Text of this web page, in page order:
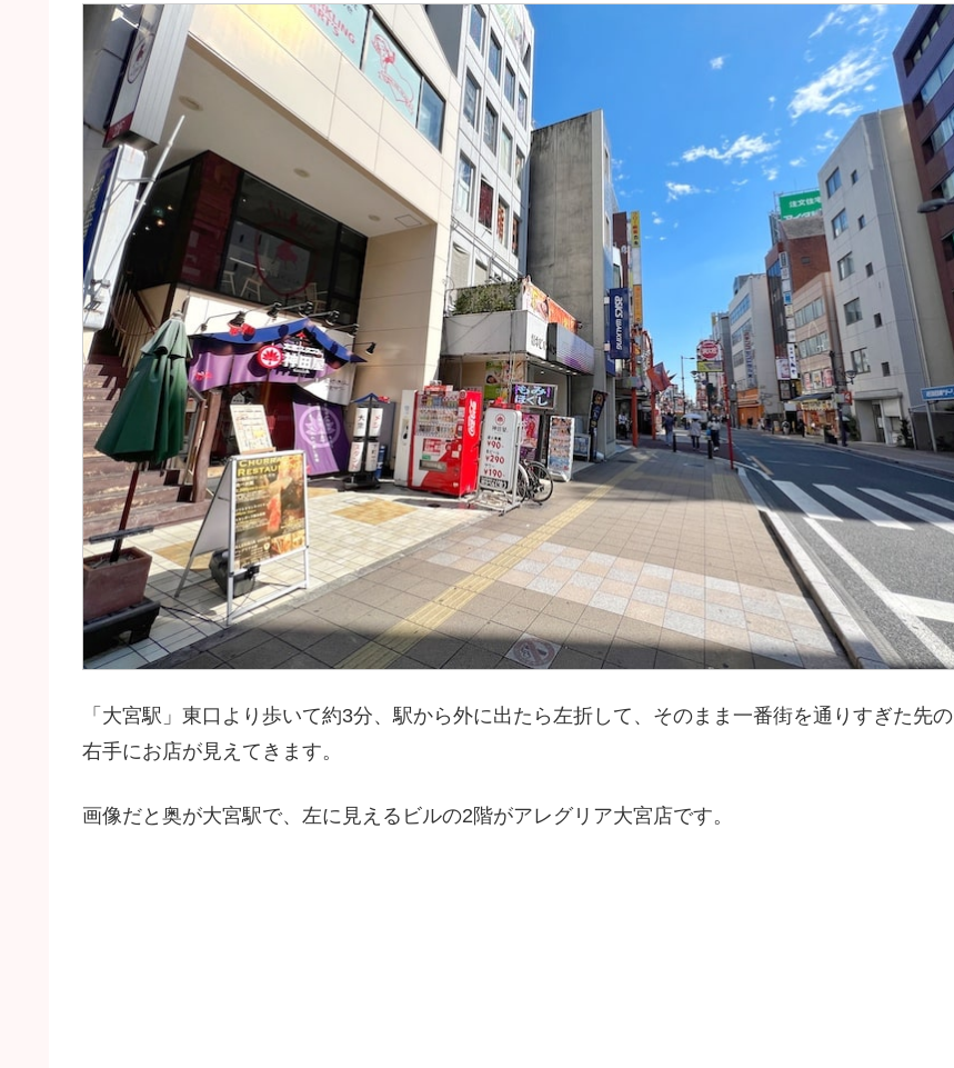
「大宮駅」東口より歩いて約3分、駅から外に出たら左折して、そのまま一番街を通りすぎた先の
右手にお店が見えてきます。
画像だと奥が大宮駅で、左に見えるビルの2階がアレグリア大宮店です。